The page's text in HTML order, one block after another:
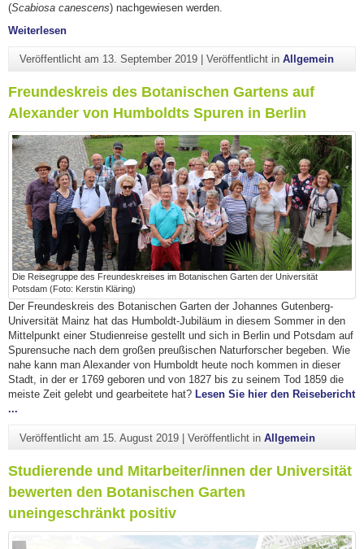
(Scabiosa canescens) nachgewiesen werden.
Weiterlesen"Seltene Skabiosen-Sandbiene im Botanischen Garten
Veröffentlicht am 13. September 2019| Veröffentlicht in Allgemein
Freundeskreis des Botanischen Gartens auf
Alexander von Humboldts Spuren in Berlin
Die Reisegruppe des Freundeskreises im Botanischen Garten der Universität
Potsdam (Foto: Kerstin Kläring)
Der Freundeskreis des Botanischen Garten der Johannes Gutenberg-
Universität Mainz hat das Humboldt-Jubiläum in diesem Sommer in den
Mittelpunkt einer Studienreise gestellt und sich in Berlin und Potsdam auf
Spurensuche nach dem großen preußischen Naturforscher begeben. Wie
nahe kann man Alexander von Humboldt heute noch kommen in dieser
Stadt, in der er 1769 geboren und von 1827 bis zu seinem Tod 1859 die
meiste Zeit gelebt und gearbeitete hat? Lesen Sie hier den Reisebericht
...
Veröffentlicht am 15. August 2019| Veröffentlicht in Allgemein
Studierende und Mitarbeiter/innen der Universität
bewerten den Botanischen Garten
uneingeschränkt positiv